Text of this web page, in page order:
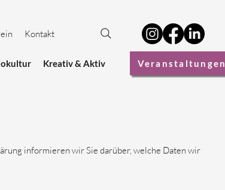
Kontakt
Kreativ & Aktiv Veranstaltungen
informieren wir Sie darüber, welche Daten wir